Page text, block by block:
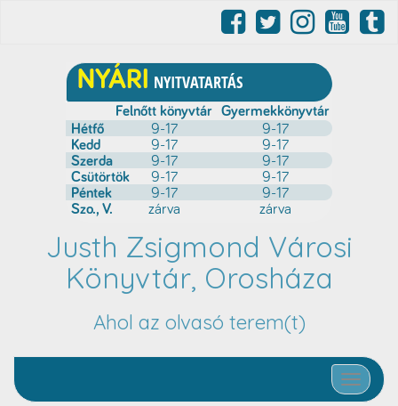
Justh Zsigmond Városi
Könyvtár, Orosháza
Ahol az olvasó terem(t)
Toggle